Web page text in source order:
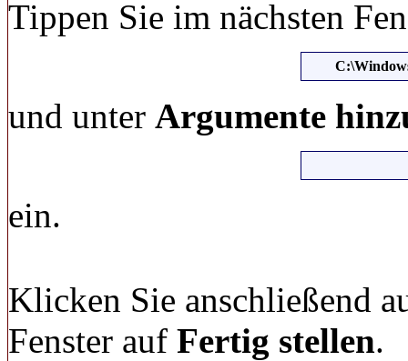
Tippen Sie im nächsten
und unter Argumente
ein.
Klicken Sie anschließend
Fenster auf Fertig stellen.